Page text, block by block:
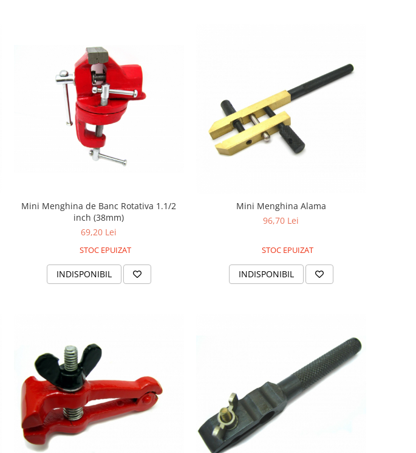
Mini Menghina de Banc Rotativa 1.1/2
inch (38mm)
69,20 Lei
STOC EPUIZAT
INDISPONIBIL
Mini Menghina Alama
96,70 Lei
STOC EPUIZAT
INDISPONIBIL